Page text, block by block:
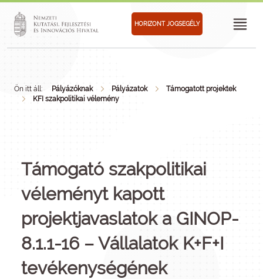
HORIZONT JOGSEGÉLY
Ön itt áll: Pályázóknak Pályázatok
Támogatott projektek
KFI szakpolitikai vélemény
Támogató szakpolitikai
véleményt kapott
projektjavaslatok a GINOP-
8.1.1-16 – Vállalatok K+F+I
tevékenységének